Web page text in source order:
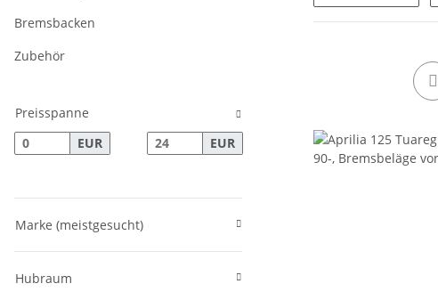
Bremsbacken
Zubehör
Preisspanne
EUR
EUR
Marke (meistgesucht)
Hubraum